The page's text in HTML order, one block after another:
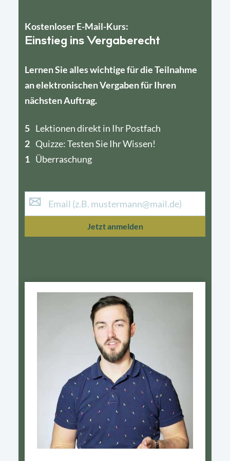
Kostenloser E-Mail-Kurs:
Einstieg ins Vergaberecht
Lernen Sie alles wichtige für die Teilnahme
an elektronischen Vergaben für Ihren
nächsten Auftrag.
5 Lektionen direkt in Ihr Postfach
2 Quizze: Testen Sie Ihr Wissen!
1 Überraschung
4
1
Jetzt anmelden